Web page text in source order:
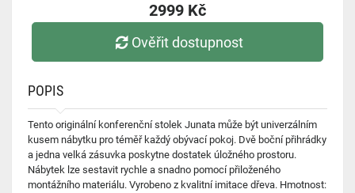
2999 Kč
Ověřit dostupnost
POPIS
Tento originální konferenční stolek Junata může být univerzálním
kusem nábytku pro téměř každý obývací pokoj. Dvě boční přihrádky
a jedna velká zásuvka poskytne dostatek úložného prostoru.
Nábytek lze sestavit rychle a snadno pomocí přiloženého
montážního materiálu. Vyrobeno z kvalitní imitace dřeva. Hmotnost: